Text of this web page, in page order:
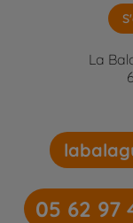
La
05 62 97